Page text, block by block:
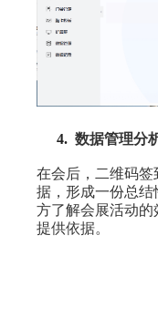
4. 数据管理分
在会后，二维码
据，形成一份总
方了解会展活动
提供依据。